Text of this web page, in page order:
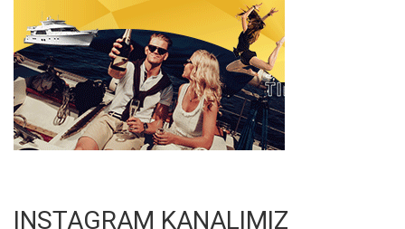
INSTAGRAM KANALIMIZ